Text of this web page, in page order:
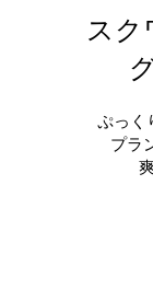
スク
ぷっく
プラ